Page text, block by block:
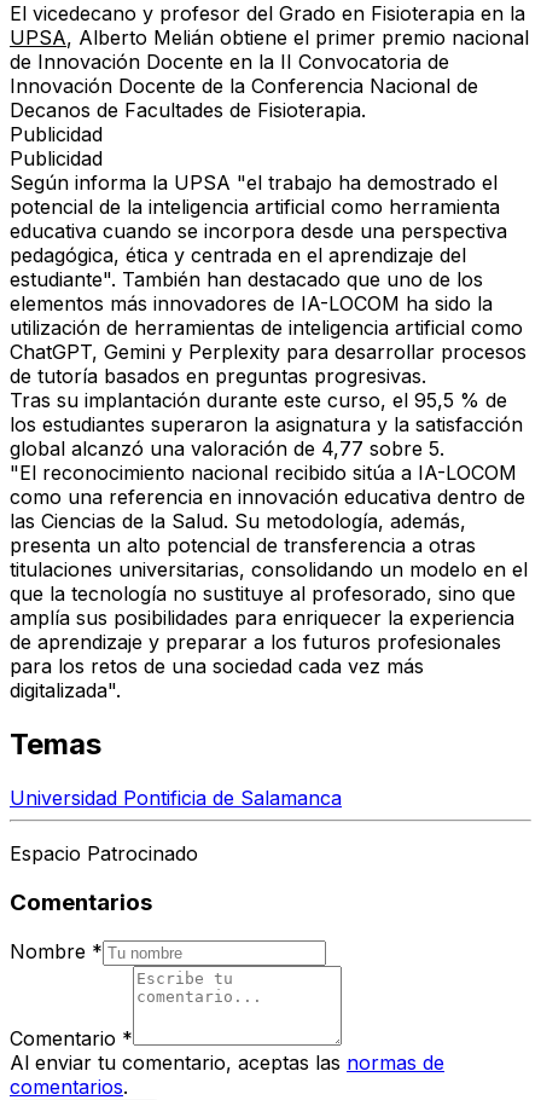
El vicedecano y profesor del Grado en Fisioterapia en la
UPSA, Alberto Melián obtiene el primer premio nacional
de Innovación Docente en la II Convocatoria de
Innovación Docente de la Conferencia Nacional de
Decanos de Facultades de Fisioterapia.
Publicidad
Publicidad
Según informa la UPSA "el trabajo ha demostrado el
potencial de la inteligencia artificial como herramienta
educativa cuando se incorpora desde una perspectiva
pedagógica, ética y centrada en el aprendizaje del
estudiante". También han destacado que uno de los
elementos más innovadores de IA-LOCOM ha sido la
utilización de herramientas de inteligencia artificial como
ChatGPT, Gemini y Perplexity para desarrollar procesos
de tutoría basados en preguntas progresivas.
Tras su implantación durante este curso, el 95,5 % de
los estudiantes superaron la asignatura y la satisfacción
global alcanzó una valoración de 4,77 sobre 5.
"El reconocimiento nacional recibido sitúa a IA-LOCOM
como una referencia en innovación educativa dentro de
las Ciencias de la Salud. Su metodología, además,
presenta un alto potencial de transferencia a otras
titulaciones universitarias, consolidando un modelo en el
que la tecnología no sustituye al profesorado, sino que
amplía sus posibilidades para enriquecer la experiencia
de aprendizaje y preparar a los futuros profesionales
para los retos de una sociedad cada vez más
digitalizada".
Temas
Universidad Pontificia de Salamanca
Espacio Patrocinado
Comentarios
Nombre *
Comentario *
Al enviar tu comentario, aceptas las normas de
comentarios.